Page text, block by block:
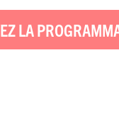
LA